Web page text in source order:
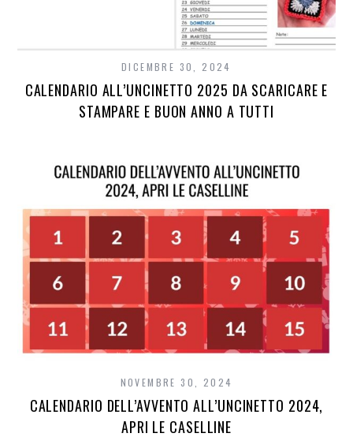
DICEMBRE 30, 2024
CALENDARIO ALL’UNCINETTO 2025 DA SCARICARE E
STAMPARE E BUON ANNO A TUTTI
NOVEMBRE 30, 2024
CALENDARIO DELL’AVVENTO ALL’UNCINETTO 2024,
APRI LE CASELLINE